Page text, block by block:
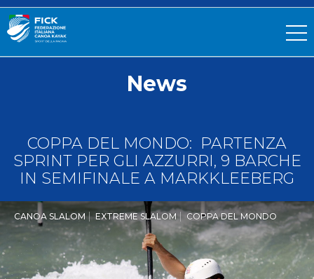
News
COPPA DEL MONDO: PARTENZA
SPRINT PER GLI AZZURRI, 9 BARCHE
IN SEMIFINALE A MARKKLEEBERG
CANOA SLALOM EXTREME SLALOM COPPA DEL MONDO